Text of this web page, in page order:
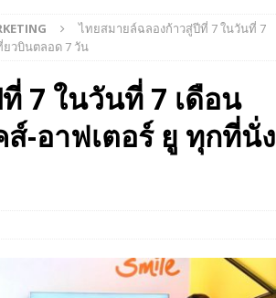
รถ ไม่ควรพลาด 25 มีค. – 5
‘ส้ม’ พุ่งชนกำแพง ‘บ้านใหญ่’ ใน
ไทยสมายล์ฉลองก้าวสู่ปีที่ 7 ในวันที่ 7
ยวบินตลอด 7 วัน
7 ในวันที่ 7 เดือน
-อาฟเตอร์ ยู ทุกที่นั่ง